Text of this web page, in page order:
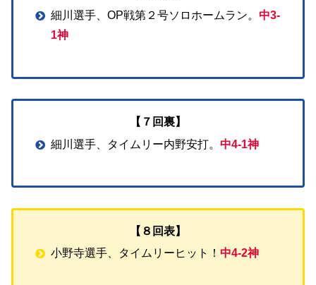
細川選手、OP戦第２号ソロホームラン。中3-
1神
【７回裏】
細川選手、タイムリー内野安打。中4-1神
【８回表】
小野寺選手、タイムリーヒット！中4-2神